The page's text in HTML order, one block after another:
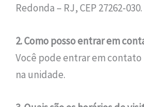
Redonda – RJ, CEP 27262-030.
2. Como posso entrar em
Você pode entrar em
na unidade.